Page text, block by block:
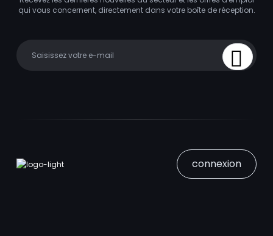
qui vous concernent, directement dans votre boîte de réception.
Sign Up
connexion